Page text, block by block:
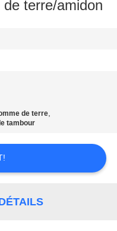
terre/amidon
de terre,
tambour